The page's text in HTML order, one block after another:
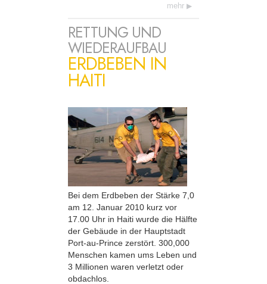
mehr
RETTUNG UND
WIEDERAUFBAU
ERDBEBEN IN
HAITI
Bei dem Erdbeben der Stärke 7,0
am 12. Januar 2010 kurz vor
17.00 Uhr in Haiti wurde die Hälfte
der Gebäude in der Hauptstadt
Port-au-Prince zerstört. 300,000
Menschen kamen ums Leben und
3 Millionen waren verletzt oder
obdachlos.